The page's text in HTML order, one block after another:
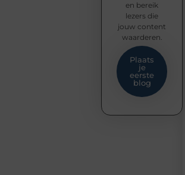
en bereik
lezers die
jouw content
waarderen.
Plaats
je
eerste
blog